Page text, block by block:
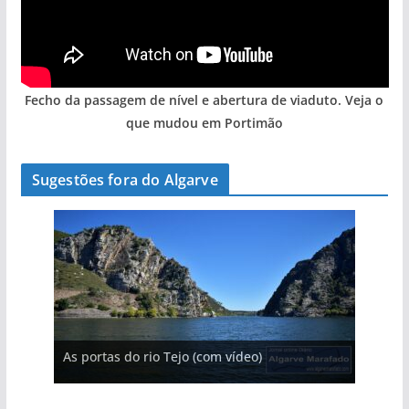
Fecho da passagem de nível e abertura de viaduto. Veja o
que mudou em Portimão
Sugestões fora do Algarve
As portas do rio Tejo (com vídeo)
A aldeia mais portuguesa de Portugal (com
vídeo)
A piscina natural com cascata